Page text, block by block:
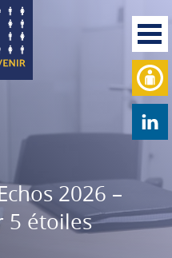
2026 –
5 étoiles